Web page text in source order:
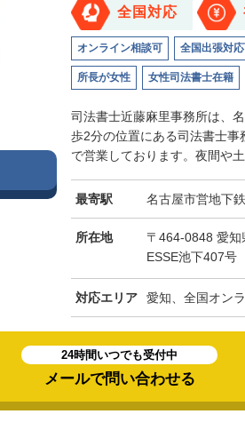
全国対応
オンライン相談可 全国出張対
所長が女性 女性司法書士在籍
司法書士近藤麻里事務所は、
歩2分の位置にある司法書士事
で営業しております。夜間や
最寄駅 名古屋市営地下
所在地
〒464-0848 愛
ESSE池下407号
対応エリア 愛知、全国オン
24時間いつでも受付中
メールで問い合わせる